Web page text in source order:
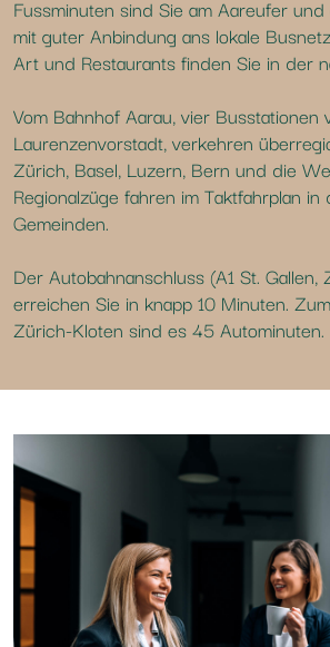
Fussminuten sind Sie am Aareufer
mit guter Anbindung ans lokale
Art und Restaurants finden Sie in der
Vom Bahnhof Aarau, vier Busstationen
Laurenzenvorstadt, verkehren
Zürich, Basel, Luzern, Bern und die
Regionalzüge fahren im Taktfahrplan in
Gemeinden.
Der Autobahnanschluss (A1 St. Gallen,
erreichen Sie in knapp 10 Minuten.
Zürich-Kloten sind es 45 Autominuten.